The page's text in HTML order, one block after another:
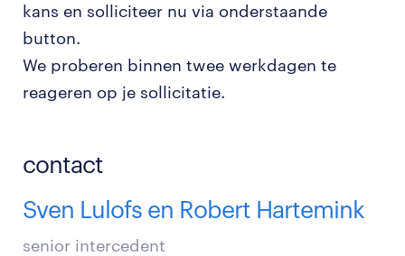
kans en solliciteer nu via onderstaande
button.
We proberen binnen twee werkdagen te
reageren op je sollicitatie.
contact
Sven Lulofs en Robert Hartemink
senior intercedent